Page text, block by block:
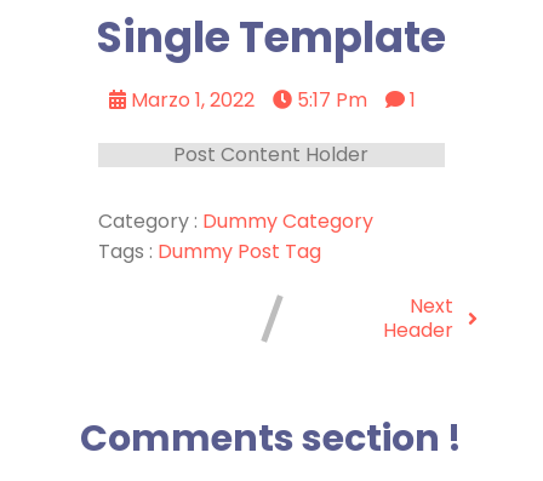
Single Template
Marzo 1, 2022 5:17 Pm
1
Post Content Holder
Category : Dummy Category
Tags : Dummy Post Tag
Next
Header
Comments section !